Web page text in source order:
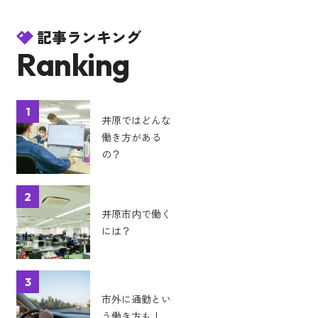
記事ランキング
Ranking
1
井原ではどんな
働き方がある
の？
2
井原市内で働く
には？
3
市外に通勤とい